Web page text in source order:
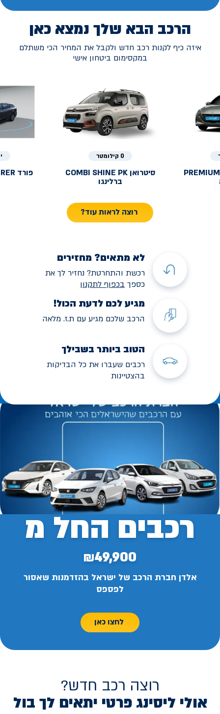
הרכב הבא שלך נמצא כאן
איזה כיף לקנות רכב חדש ולקבל את המחיר הכי משתלם
במקסימום ביטחון אישי
0 קילומטר
סיטרואן COMBI SHINE PK
ברלינגו
פורד
רוצה לראות עוד?
לא מתאים? מחזירים
רכשת והתחרטת? נחזיר לך את
כספך בכפוף לתקנון
מגיע לכם לדעת הכול!
הרכב שלכם מגיע עם ת.ז. מלאה
הטוב ביותר בשבילך
רכבים שעברו את כל הבדיקות
בהצטיינות
רכבים החל מ
₪49,900
אלדן חברת הרכב של ישראל בהזדמנות שאסור
לפספס
לחצו כאן
רוצה רכב חדש?
אולי ליסינג פרטי יתאים לך בול